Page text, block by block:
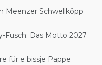
Meenzer Schwellköpp
Fusch: Das Motto 2027
für e bissje Pappe